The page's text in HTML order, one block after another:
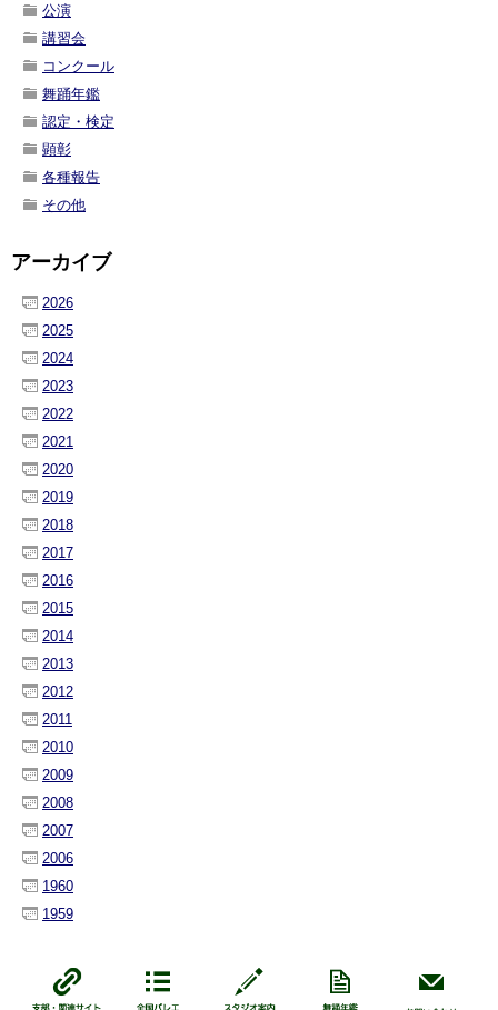
公演
講習会
コンクール
舞踊年鑑
認定・検定
顕彰
各種報告
その他
アーカイブ
2026
2025
2024
2023
2022
2021
2020
2019
2018
2017
2016
2015
2014
2013
2012
2011
2010
2009
2008
2007
2006
1960
1959